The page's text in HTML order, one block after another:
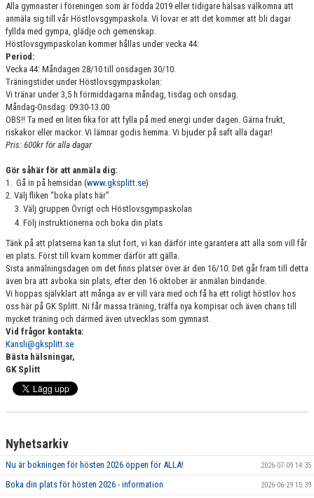
Alla gymnaster i föreningen som är födda 2019 eller tidigare hälsas välkomna att
anmäla sig till vår Höstlovsgympaskola. Vi lovar er att det kommer att bli dagar
fyllda med gympa, glädje och gemenskap.
Höstlovsgympaskolan kommer hållas under vecka 44:
Period:
Vecka 44: Måndagen 28/10 till onsdagen 30/10.
Träningstider under Höstlovsgympaskolan:
Vi tränar under 3,5 h förmiddagarna måndag, tisdag och onsdag.
Måndag-Onsdag: 09:30-13.00
OBS!! Ta med en liten fika för att fylla på med energi under dagen. Gärna frukt,
riskakor eller mackor. Vi lämnar godis hemma. Vi bjuder på saft alla dagar!
Pris: 600kr för alla dagar
Gör såhär för att anmäla dig:
1. Gå in på hemsidan (www.gksplitt.se)
2. Välj fliken “boka plats här”
Välj gruppen Övrigt och Höstlovsgympaskolan
Följ instruktionerna och boka din plats
Tänk på att platserna kan ta slut fort, vi kan därför inte garantera att alla som vill får
en plats. Först till kvarn kommer därför att gälla.
Sista anmälningsdagen om det finns platser över är den 16/10. Det går fram till detta
även bra att avboka sin plats, efter den 16 oktober är anmälan bindande.
Vi hoppas självklart att många av er vill vara med och få ha ett roligt höstlov hos
oss här på GK Splitt. Ni får massa träning, träffa nya kompisar och även chans till
mycket träning och därmed även utvecklas som gymnast.
Vid frågor kontakta:
Kansli@gksplitt.se
Bästa hälsningar,
GK Splitt
Nyhetsarkiv
Nu är bokningen för hösten 2026 öppen för ALLA! 2026-07-09 14:35
Boka din plats för hösten 2026 - information 2026-06-29 15:39